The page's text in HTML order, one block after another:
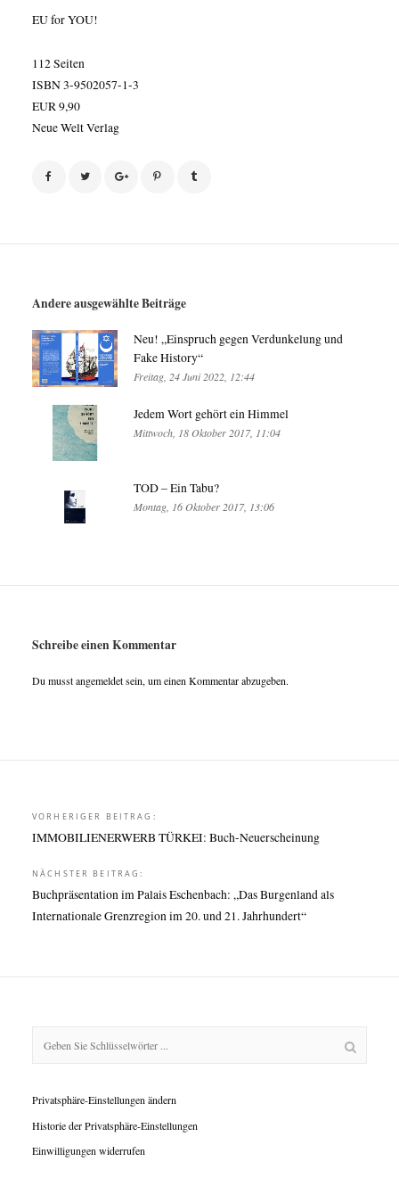
EU for YOU!
112 Seiten
ISBN 3-9502057-1-3
EUR 9,90
Neue Welt Verlag
Andere ausgewählte Beiträge
Neu! „Einspruch gegen Verdunkelung und
Fake History“
Freitag, 24 Juni 2022, 12:44
Jedem Wort gehört ein Himmel
Mittwoch, 18 Oktober 2017, 11:04
TOD – Ein Tabu?
Montag, 16 Oktober 2017, 13:06
Schreibe einen Kommentar
Du musstangemeldetsein, um einen Kommentar abzugeben.
Beitragsnavigation
VORHERIGER BEITRAG:
IMMOBILIENERWERB TÜRKEI: Buch-Neuerscheinung
NÄCHSTER BEITRAG:
Buchpräsentation im Palais Eschenbach: „Das Burgenland als
Internationale Grenzregion im 20. und 21. Jahrhundert“
Privatsphäre-Einstellungen ändern
Historie der Privatsphäre-Einstellungen
Einwilligungen widerrufen